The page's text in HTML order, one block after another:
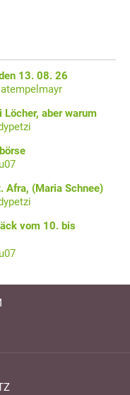
13. 08. 26
aber warum
Afra, (Maria Schnee)
vom 10. bis